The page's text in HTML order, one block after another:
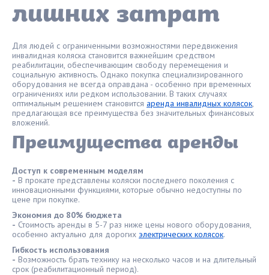
лишних затрат
Для людей с ограниченными возможностями передвижения
инвалидная коляска становится важнейшим средством
реабилитации, обеспечивающим свободу перемещения и
социальную активность. Однако покупка специализированного
оборудования не всегда оправдана - особенно при временных
ограничениях или редком использовании. В таких случаях
оптимальным решением становится аренда инвалидных колясок,
предлагающая все преимущества без значительных финансовых
вложений.
Преимущества аренды
Доступ к современным моделям
- В прокате представлены коляски последнего поколения с
инновационными функциями, которые обычно недоступны по
цене при покупке.
Экономия до 80% бюджета
- Стоимость аренды в 5-7 раз ниже цены нового оборудования,
особенно актуально для дорогих электрических колясок.
Гибкость использования
- Возможность брать технику на несколько часов и на длительный
срок (реабилитационный период).